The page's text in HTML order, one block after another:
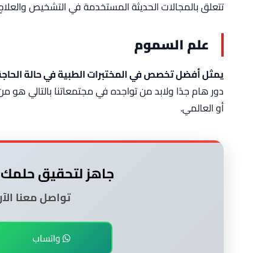
تتعلق بالمجالات الحديثة المستخدمة في التشخيص
علم السموم
يمثل أفضل تخصص في المختبرات الطبية في حالة
دور هام جدًا ولابد من تواجده في مجتمعاتنا بالتالي
أو العالمي.
جاهز لتحقيق
تواصل معنا
واتساب